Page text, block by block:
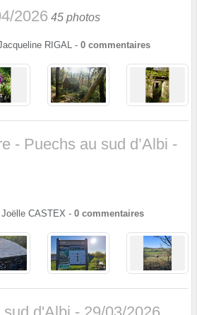
2026 45 photos
RIGAL - 0 commentaires
- Puechs au sud d’Albi -
Joëlle CASTEX - 0 commentaires